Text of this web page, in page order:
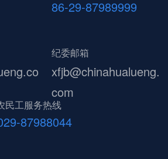
纪委邮箱
xfjb@chinahualueng.
com
民工服务热线
87988044
86-29-87989999